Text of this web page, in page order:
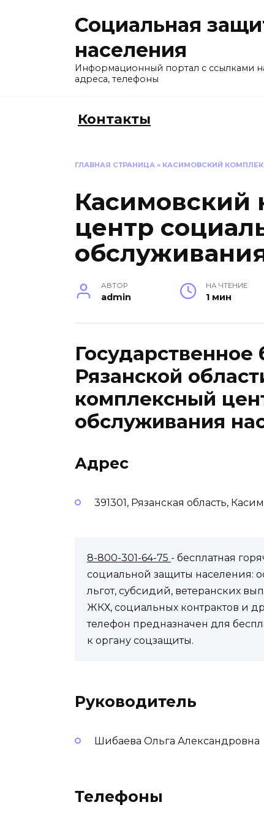
Социальная
населения
Информационный портал с ссылками
адреса, телефоны
Контакты
ГЛАВНАЯ СТРАНИЦА » КАСИМОВСКИЙ
Касимовский
центр
АВТОР
admin
НА ЧТЕНИЕ
1 мин
Рязанской
комплексный
обслуживания
Адрес
391301, Рязанская область,
8-800-301-64-75 - бесплатная
социальной защиты населения:
льгот, субсидий, ветеранских
ЖКХ, социальных контрактов и
телефон предназначен для
к органу соцзащиты.
Руководитель
Шибаева Ольга Александровна
Телефоны